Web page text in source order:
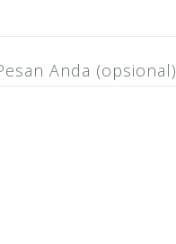
Anda (opsional)